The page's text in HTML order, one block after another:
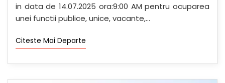
in data de 14.07.2025 ora:9:00 AM pentru ocuparea
unei functii publice, unice, vacante,...
Citeste Mai Departe